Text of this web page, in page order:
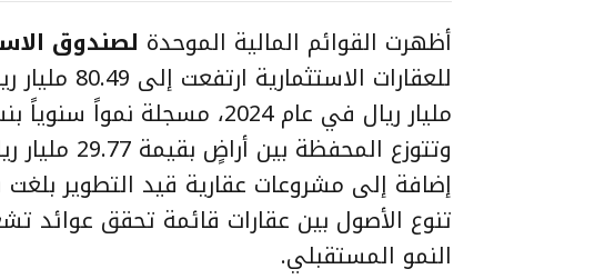
أظهرت القوائم المالية الموحدة لصندوق
مليار ريال في عام 2024، مسجلة نمواً سنوياً بنسبة 23%.
تنوع الأصول بين عقارات قائمة تحقق عوائد
النمو المستقبلي.